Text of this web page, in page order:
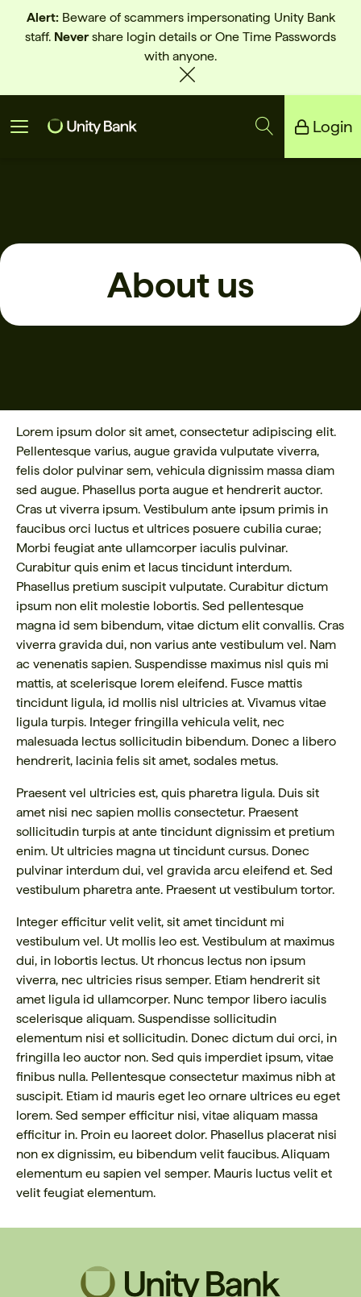
Alert:Beware of scammers impersonating Unity Bank
staff. Nevershare login details or One Time Passwords
with anyone.
Login
About us
Lorem ipsum dolor sit amet, consectetur adipiscing elit.
Pellentesque varius, augue gravida vulputate viverra,
felis dolor pulvinar sem, vehicula dignissim massa diam
sed augue. Phasellus porta augue et hendrerit auctor.
Cras ut viverra ipsum. Vestibulum ante ipsum primis in
faucibus orci luctus et ultrices posuere cubilia curae;
Morbi feugiat ante ullamcorper iaculis pulvinar.
Curabitur quis enim et lacus tincidunt interdum.
Phasellus pretium suscipit vulputate. Curabitur dictum
ipsum non elit molestie lobortis. Sed pellentesque
magna id sem bibendum, vitae dictum elit convallis. Cras
viverra gravida dui, non varius ante vestibulum vel. Nam
ac venenatis sapien. Suspendisse maximus nisl quis mi
mattis, at scelerisque lorem eleifend. Fusce mattis
tincidunt ligula, id mollis nisl ultricies at. Vivamus vitae
ligula turpis. Integer fringilla vehicula velit, nec
malesuada lectus sollicitudin bibendum. Donec a libero
hendrerit, lacinia felis sit amet, sodales metus.
Praesent vel ultricies est, quis pharetra ligula. Duis sit
amet nisi nec sapien mollis consectetur. Praesent
sollicitudin turpis at ante tincidunt dignissim et pretium
enim. Ut ultricies magna ut tincidunt cursus. Donec
pulvinar interdum dui, vel gravida arcu eleifend et. Sed
vestibulum pharetra ante. Praesent ut vestibulum tortor.
Integer efficitur velit velit, sit amet tincidunt mi
vestibulum vel. Ut mollis leo est. Vestibulum at maximus
dui, in lobortis lectus. Ut rhoncus lectus non ipsum
viverra, nec ultricies risus semper. Etiam hendrerit sit
amet ligula id ullamcorper. Nunc tempor libero iaculis
scelerisque aliquam. Suspendisse sollicitudin
elementum nisi et sollicitudin. Donec dictum dui orci, in
fringilla leo auctor non. Sed quis imperdiet ipsum, vitae
finibus nulla. Pellentesque consectetur maximus nibh at
suscipit. Etiam id mauris eget leo ornare ultrices eu eget
lorem. Sed semper efficitur nisi, vitae aliquam massa
efficitur in. Proin eu laoreet dolor. Phasellus placerat nisi
non ex dignissim, eu bibendum velit faucibus. Aliquam
elementum eu sapien vel semper. Mauris luctus velit et
velit feugiat elementum.